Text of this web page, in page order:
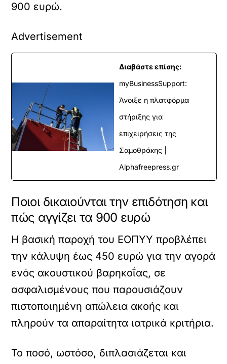
900 ευρώ.
Advertisement
Διαβάστε επίσης:
myBusinessSupport:
Άνοιξε η πλατφόρμα
στήριξης για
επιχειρήσεις της
Σαμοθράκης |
Alphafreepress.gr
Ποιοι δικαιούνται την επιδότηση και
πώς αγγίζει τα 900 ευρώ
Η βασική παροχή του ΕΟΠΥΥ προβλέπει
την κάλυψη έως 450 ευρώ για την αγορά
ενός ακουστικού βαρηκοΐας, σε
ασφαλισμένους που παρουσιάζουν
πιστοποιημένη απώλεια ακοής και
πληρούν τα απαραίτητα ιατρικά κριτήρια.
Το ποσό, ωστόσο, διπλασιάζεται και